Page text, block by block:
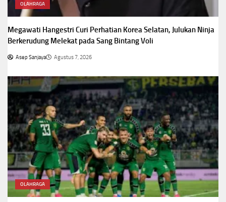
OLAHRAGA
Megawati Hangestri Curi Perhatian Korea Selatan, Julukan Ninja
Berkerudung Melekat pada Sang Bintang Voli
Asep Sanjaya Agustus 7, 2026
OLAHRAGA